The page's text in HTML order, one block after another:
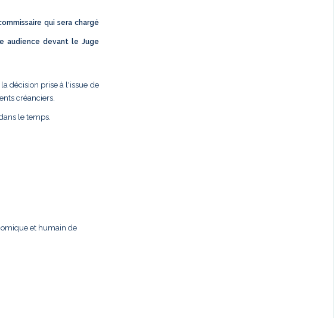
qui sera chargé
audience devant le Juge
décision prise à l'issue de
créanciers.
le temps.
et humain de